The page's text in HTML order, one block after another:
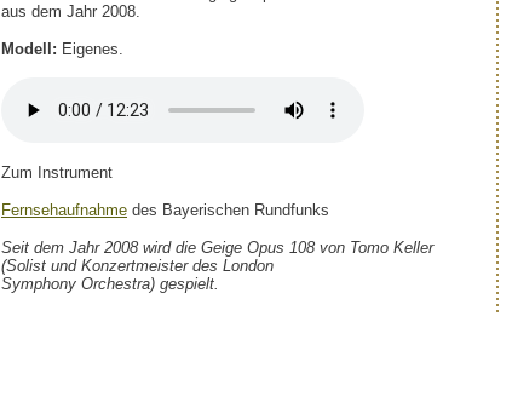
aus dem Jahr 2008.
Modell: Eigenes.
Zum Instrument
Fernsehaufnahme des Bayerischen Rundfunks
Seit dem Jahr 2008 wird die Geige Opus 108 von Tomo Keller
(Solist und Konzertmeister des London
Symphony Orchestra) gespielt.